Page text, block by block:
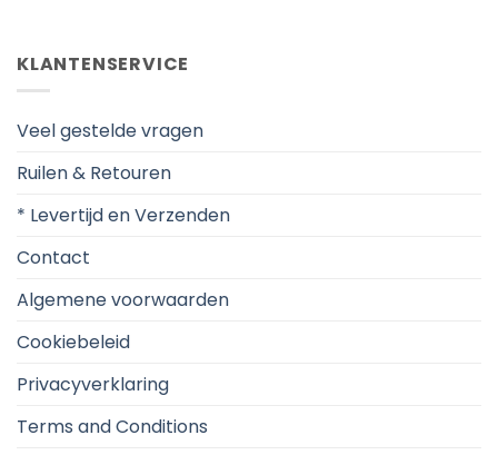
KLANTENSERVICE
Veel gestelde vragen
Ruilen & Retouren
* Levertijd en Verzenden
Contact
Algemene voorwaarden
Cookiebeleid
Privacyverklaring
Terms and Conditions